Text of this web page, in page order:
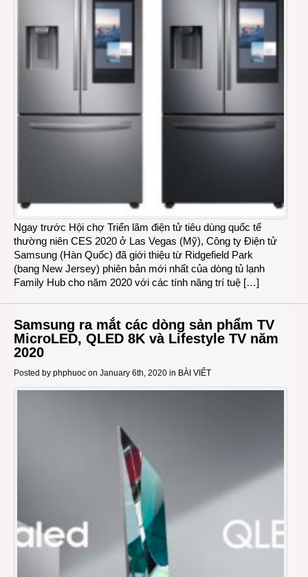
Ngay trước Hội chợ Triển lãm điện tử tiêu dùng quốc tế
thường niên CES 2020 ở Las Vegas (Mỹ), Công ty Điện tử
Samsung (Hàn Quốc) đã giới thiệu từ Ridgefield Park
(bang New Jersey) phiên bản mới nhất của dòng tủ lạnh
Family Hub cho năm 2020 với các tính năng trí tuệ […]
Samsung ra mắt các dòng sản phẩm TV
MicroLED, QLED 8K và Lifestyle TV năm
2020
Posted by phphuoc on January 6th, 2020 in BÀI VIẾT